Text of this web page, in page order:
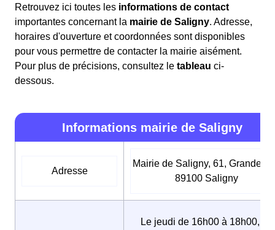
Retrouvez ici toutes les informations de contact
importantes concernant la mairie de Saligny. Adresse,
horaires d'ouverture et coordonnées sont disponibles
pour vous permettre de contacter la mairie aisément.
Pour plus de précisions, consultez le tableau ci-
dessous.
Informations mairie de Saligny
Adresse
Mairie de Saligny, 61, Grande
89100 Saligny
Le jeudi de 16h00 à 18h00, Le